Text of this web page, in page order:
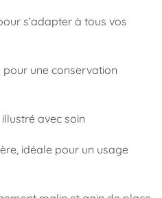
s’adapter à tous vos
une conservation
avec soin
idéale pour un usage